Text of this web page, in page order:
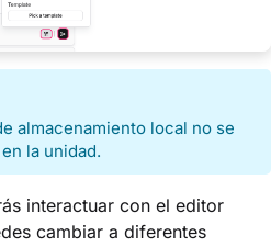
almacenamiento local no se
la unidad.
interactuar con el editor
cambiar a diferentes